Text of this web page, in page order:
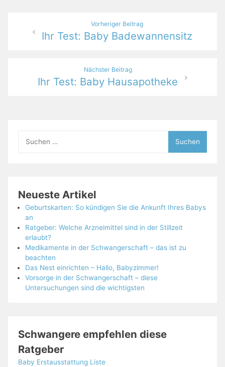
Beitragsnavigation
Vorheriger Beitrag
Ihr Test: Baby Badewannensitz
Nächster Beitrag
Ihr Test: Baby Hausapotheke
nach:
Neueste Artikel
Geburtskarten: So kündigen Sie die Ankunft Ihres Babys
an
Ratgeber: Welche Arzneimittel sind in der Stillzeit
erlaubt?
Medikamente in der Schwangerschaft – das ist zu
beachten
Das Nest einrichten – Hallo, Babyzimmer!
Vorsorge in der Schwangerschaft – diese
Untersuchungen sind die wichtigsten
Schwangere empfehlen diese
Ratgeber
Baby Erstausstattung Liste